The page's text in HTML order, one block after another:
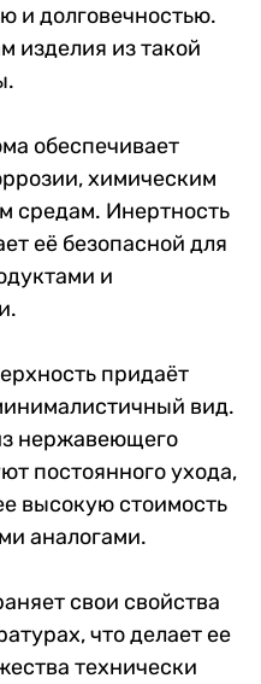
и долговечностью.
изделия из такой
обеспечивает
химическим
средам. Инертность
её безопасной для
и
придаёт
вид.
нержавеющего
постоянного ухода,
высокую стоимость
аналогами.
свои свойства
что делает ее
технически